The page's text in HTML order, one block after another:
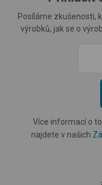
Posíláme zkušenosti,
výrobků, jak se o
Více informací o
najdete v našich